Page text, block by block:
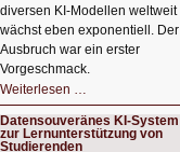
diversen KI-Modellen weltweit
wächst eben exponentiell. Der
Ausbruch war ein erster
Vorgeschmack.
Weiterlesen …
Der
Ausbruch
der
KI
Datensouveränes KI-System
zur Lernunterstützung von
Studierenden